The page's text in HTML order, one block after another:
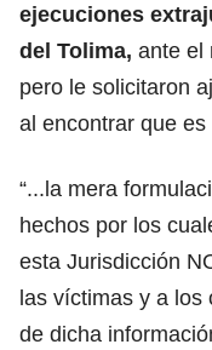
ejecuciones
del Tolima, ante el
pero le solicitaron
al encontrar que
“...la mera
hechos por los
esta Jurisdicción
las víctimas y a los
de dicha